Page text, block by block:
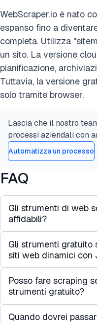
WebScraper.io è nato
espanso fino a
completa. Utilizza
un sito. La versione
pianificazione,
Tuttavia, la versione
solo tramite browser.
Lascia che il nostro
processi aziendali con
Automatizza un processo
FAQ
Gli strumenti di web
affidabili?
Sì, sono affidabili per
presentano
aziendale, le
Gli strumenti gratuito
siti web dinamici con
Alcuni sì. Ad
possono gestire siti
Tuttavia, strumenti
Posso fare scraping
strumenti gratuito?
Sì. Strumenti come
Quando dovrei